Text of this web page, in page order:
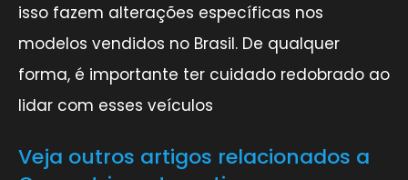
isso fazem alterações específicas nos
modelos vendidos no Brasil. De qualquer
forma, é importante ter cuidado redobrado ao
lidar com esses veículos
Veja outros artigos relacionados a